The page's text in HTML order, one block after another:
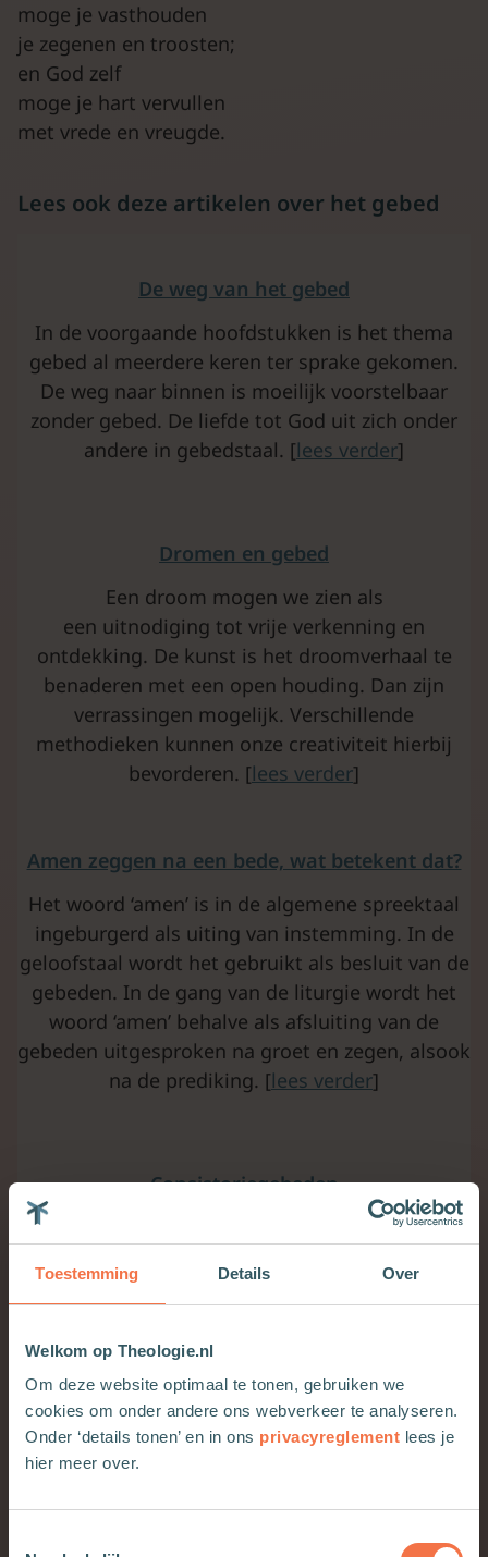
Toestemming Details Over
Welkom op Theologie.nl
Om deze website optimaal te tonen, gebruiken we
cookies om onder andere ons webverkeer te analyseren.
Onder ‘details tonen’ en in ons privacyreglement lees je
hier meer over.
moge je vasthouden
je zegenen en troosten;
en God zelf
moge je hart vervullen
met vrede en vreugde.
Lees ook deze artikelen over het gebed
De weg van het gebed
In de voorgaande hoofdstukken is het thema
gebed al meerdere keren ter sprake gekomen.
De weg naar binnen is moeilijk voorstelbaar
zonder gebed. De liefde tot God uit zich onder
andere in gebedstaal. [lees verder]
Dromen en gebed
Een droom mogen we zien als
een uitnodiging tot vrije verkenning en
ontdekking. De kunst is het droomverhaal te
benaderen met een open houding. Dan zijn
verrassingen mogelijk. Verschillende
methodieken kunnen onze creativiteit hierbij
bevorderen. [lees verder]
Amen zeggen na een bede, wat betekent dat?
Het woord ‘amen’ is in de algemene spreektaal
ingeburgerd als uiting van instemming. In de
geloofstaal wordt het gebruikt als besluit van de
gebeden. In de gang van de liturgie wordt het
woord ‘amen’ behalve als afsluiting van de
gebeden uitgesproken na groet en zegen, alsook
na de prediking. [lees verder]
Consistoriegebeden
Ervaar de kracht van Consistoriegebeden. Laat je
gelegenheden en momenten in de eredienst.
Podcast in gesprek over gebed
Misschien ben je een ervaren bidder.
nader inzien zo veel verschil? Misschien
voelen ervaren bidders zich ook nog vaak